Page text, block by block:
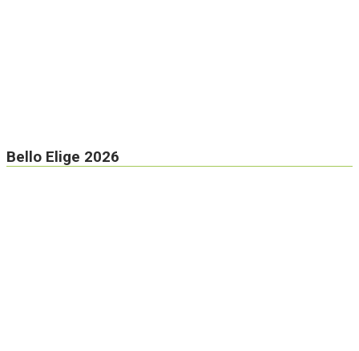
Bello Elige 2026